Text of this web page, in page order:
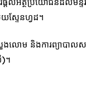
តល់អត្ថប្រយោជន៍ដល់មន្ទី
ស្ទែនហ្វដ។
លួងលោម និងការព្យាបាលស
)។